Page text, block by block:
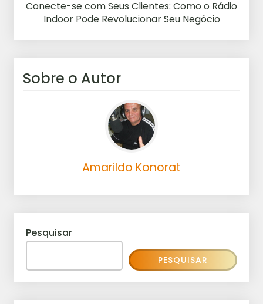
Conecte-se com Seus Clientes: Como o Rádio
Indoor Pode Revolucionar Seu Negócio
Sobre o Autor
Amarildo Konorat
Pesquisar
PESQUISAR